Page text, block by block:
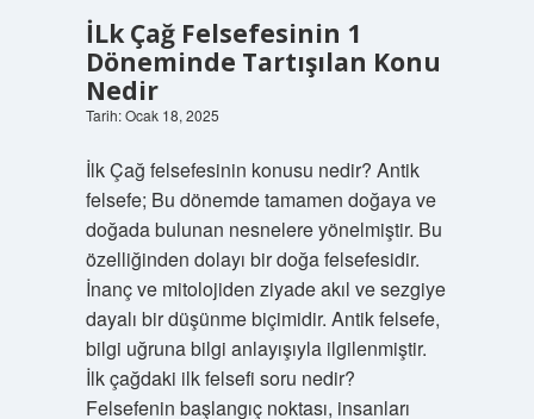
İLk Çağ Felsefesinin 1
Döneminde Tartışılan Konu
Nedir
Tarih: Ocak 18, 2025
İlk Çağ felsefesinin konusu nedir? Antik
felsefe; Bu dönemde tamamen doğaya ve
doğada bulunan nesnelere yönelmiştir. Bu
özelliğinden dolayı bir doğa felsefesidir.
İnanç ve mitolojiden ziyade akıl ve sezgiye
dayalı bir düşünme biçimidir. Antik felsefe,
bilgi uğruna bilgi anlayışıyla ilgilenmiştir.
İlk çağdaki ilk felsefi soru nedir?
Felsefenin başlangıç ​​noktası, insanları